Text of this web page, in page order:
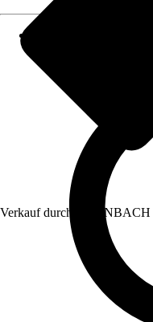
Verkauf durch: HORNBACH